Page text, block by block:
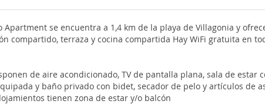
Apartment se encuentra a 1,4 km de la playa de Villagonia y
compartido, terraza y cocina compartida Hay WiFi gratuita en
de aire acondicionado, TV de pantalla plana, sala de estar
y baño privado con bidet, secador de pelo y artículos de
tienen zona de estar y/o balcón